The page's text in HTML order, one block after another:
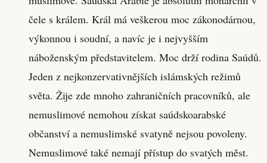
čele s králem. Král má veškerou moc zákonodárnou,
výkonnou i soudní, a navíc je i nejvyšším
náboženským představitelem. Moc drží rodina Saúdů.
Jeden z nejkonzervativnějších islámských režimů
světa. Žije zde mnoho zahraničních pracovníků, ale
nemuslimové nemohou získat saúdskoarabské
občanství a nemuslimské svatyně nejsou povoleny.
Nemuslimové také nemají přístup do svatých měst.